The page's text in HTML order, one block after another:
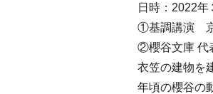
日時：2022
①基調講演 京
②櫻谷文庫 代
衣笠の建物を
年頃の櫻谷の